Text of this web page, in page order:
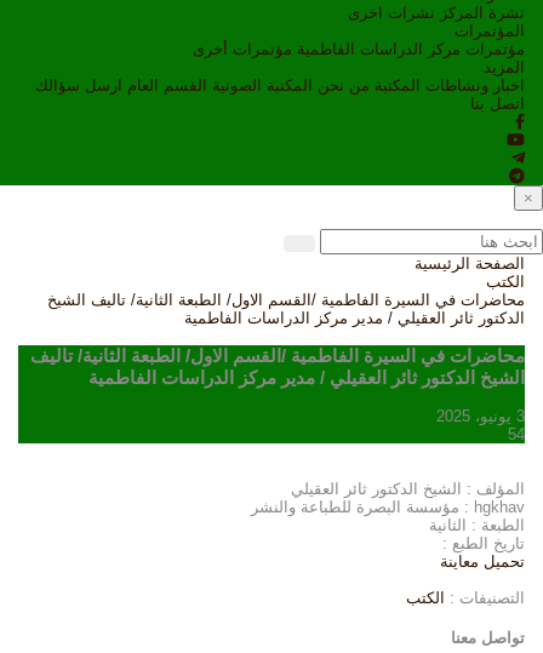
نشرة المركز نشرات اخرى
المؤتمرات
مؤتمرات مركز الدراسات الفاطمية مؤتمرات أخرى
المزيد
اخبار ونشاطات
المكتبة من نحن المكتبة الصوتية القسم العام ارسل سؤالك
اتصل بنا
×
الصفحة الرئيسية
الكتب
محاضرات في السيرة الفاطمية /القسم الاول/ الطبعة الثانية/ تاليف الشيخ
الدكتور ثائر العقيلي / مدير مركز الدراسات الفاطمية
محاضرات في السيرة الفاطمية /القسم الاول/ الطبعة الثانية/ تاليف
الشيخ الدكتور ثائر العقيلي / مدير مركز الدراسات الفاطمية
3 يونيو، 2025
54
المؤلف : الشيخ الدكتور ثائر العقيلي
hgkhav : مؤسسة البصرة للطباعة والنشر
الطبعة : الثانية
تاريخ الطبع :
تحميل معاينة
التصنيفات : الكتب
تواصل معنا